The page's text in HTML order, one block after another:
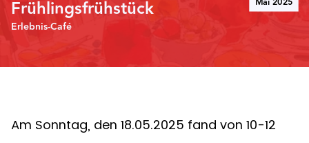
Frühlingsfrühstück
Erlebnis-Café
Am Sonntag, den 18.05.2025 fand von 10-12